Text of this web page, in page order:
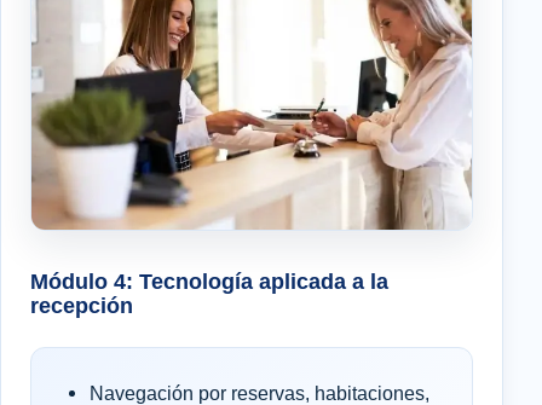
Módulo 4: Tecnología aplicada a la
recepción
Navegación por reservas, habitaciones,